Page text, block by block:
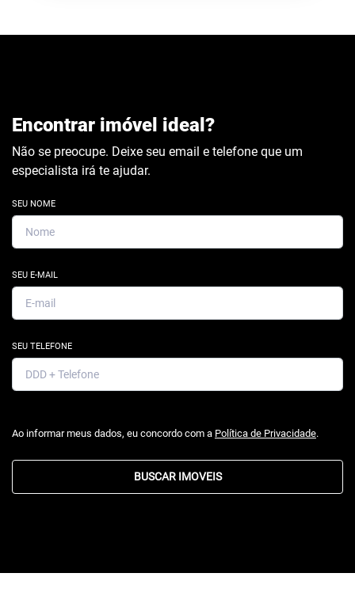
Encontrar imóvel ideal?
Não se preocupe. Deixe seu email e telefone que um
especialista irá te ajudar.
SEU NOME
SEU E-MAIL
SEU TELEFONE
Ao informar meus dados, eu concordo com a Política de Privacidade.
BUSCAR IMOVEIS